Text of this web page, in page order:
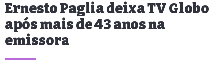
Ernesto Paglia deixa TV Globo
após mais de 43 anos na
emissora